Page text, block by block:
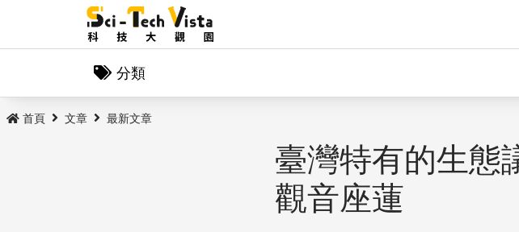
分類
首頁 文章 最新文章
臺灣特有的生態
觀音座蓮